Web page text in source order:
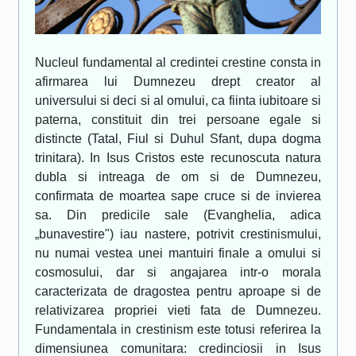
Nucleul fundamental al credintei crestine consta in
afirmarea lui Dumnezeu drept creator al
universului si deci si al omului, ca fiinta iubitoare si
paterna, constituit din trei persoane egale si
distincte (Tatal, Fiul si Duhul Sfant, dupa dogma
trinitara). In Isus Cristos este recunoscuta natura
dubla si intreaga de om si de Dumnezeu,
confirmata de moartea sape cruce si de invierea
sa. Din predicile sale (Evanghelia, adica
„bunavestire") iau nastere, potrivit crestinismului,
nu numai vestea unei mantuiri finale a omului si
cosmosului, dar si angajarea intr-o morala
caracterizata de dragostea pentru aproape si de
relativizarea propriei vieti fata de Dumnezeu.
Fundamentala in crestinism este totusi referirea la
dimensiunea comunitara: credinciosii in Isus